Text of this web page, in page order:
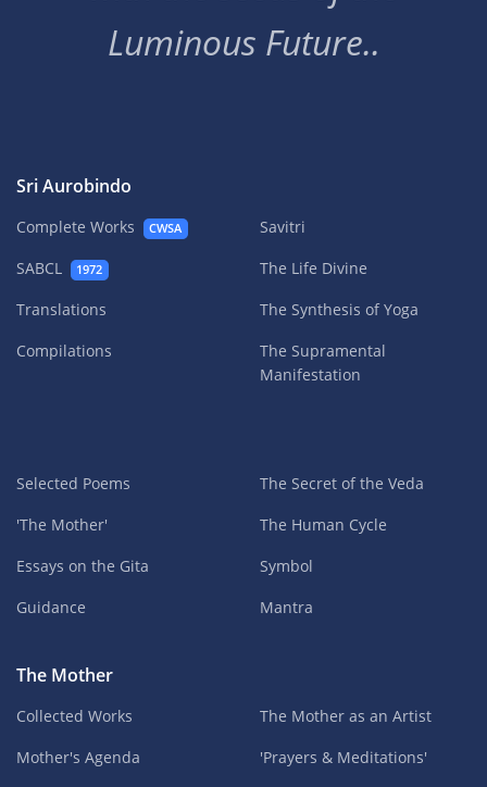
Luminous Future..
Sri Aurobindo
Complete Works CWSA
SABCL 1972
Translations
Compilations
Savitri
The Life Divine
The Synthesis of Yoga
The Supramental
Manifestation
Selected Poems
'The Mother'
Essays on the Gita
Guidance
The Secret of the Veda
The Human Cycle
Symbol
Mantra
The Mother
Collected Works
Mother's Agenda
The Mother as an Artist
'Prayers & Meditations'